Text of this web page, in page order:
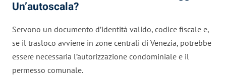
Un’autoscala?
Servono un documento d’identità valido, codice fiscale e,
se il trasloco avviene in zone centrali di Venezia, potrebbe
essere necessaria l’autorizzazione condominiale e il
permesso comunale.